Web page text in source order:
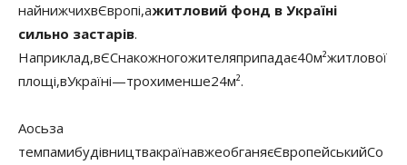
найнижчихвЄвропі,ажитловий фонд в Україні
сильно застарів.
Наприклад,вЄСнакожногожителяприпадає40м²житлової
площі,вУкраїні—трохименше24м².
Аосьза
темпамибудівництвакраїнавжеобганяєЄвропейськийСо